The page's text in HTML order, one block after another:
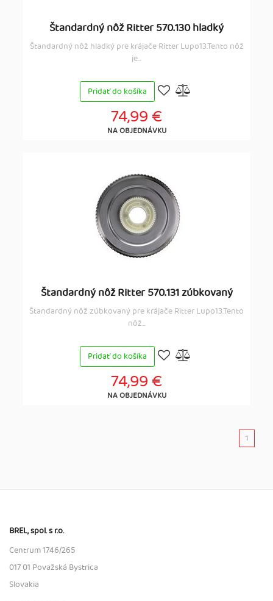
Štandardný nôž Ritter 570.130 hladký
Štandardný nôž hladký pre krájače Ritter Lupo13.Tento nôž
je...
Pridať do košíka
74,99 €
NA OBJEDNÁVKU
Štandardný nôž Ritter 570.131 zúbkovaný
Štandardný nôž zúbkovaný pre krájače Ritter Lupo13.Tento
nôž...
Pridať do košíka
74,99 €
NA OBJEDNÁVKU
1
BREL, spol. s r.o.
Centrum 1746/265
017 01 Považská Bystrica
Slovakia